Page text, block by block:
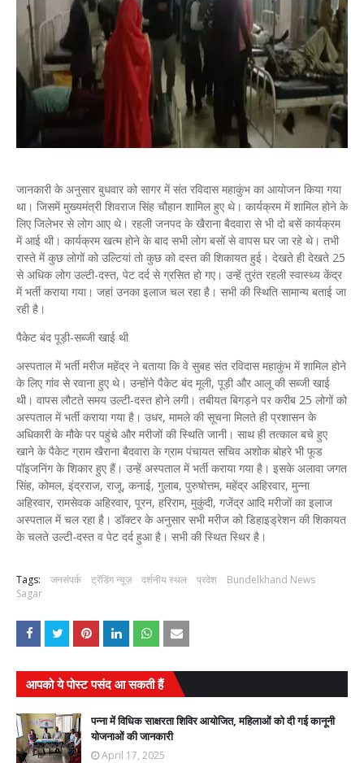
जानकारी के अनुसार बुधवार को सागर में संत रविदास महाकुंभ का आयोजन किया गया
था। जिसमें मुख्यमंत्री शिवराज सिंह चौहान शामिल हुए थे। कार्यक्रम में शामिल होने के
लिए जिलेभर से लोग आए थे। रहली जनपद के खैराना बैदवारा से भी दो बसें कार्यक्रम
में आई थी। कार्यक्रम खत्म होने के बाद सभी लोग बसों से वापस घर जा रहे थे। तभी
रास्ते में कुछ लोगों को उल्टियां तो कुछ को दस्त की शिकायत हुई। देखते ही देखते 25
से अधिक लोग उल्टी-दस्त, पेट दर्द से ग्रसित हो गए। उन्हें तुरंत रहली स्वास्थ्य केंद्र
में भर्ती कराया गया। जहां उनका इलाज चल रहा है। सभी की स्थिति सामान्य बताई जा
रही है।
पैकेट बंद पूड़ी-सब्जी खाई थी
अस्पताल में भर्ती मरीज महेंद्र ने बताया कि वे सुबह संत रविदास महाकुंभ में शामिल होने
के लिए गांव से रवाना हुए थे। उन्होंने पैकेट बंद मूली, पूड़ी और आलू की सब्जी खाई
थी। वापस लौटते समय उल्टी-दस्त होने लगी। तबीयत बिगड़ने पर करीब 25 लोगों को
अस्पताल में भर्ती कराया गया है। उधर, मामले की सूचना मिलते ही प्रशासन के
अधिकारी के मौके पर पहुंचे और मरीजों की स्थिति जानी। साथ ही तत्काल बचे हुए
खाने के पैकेट ग्राम खैराना बैदवारा के ग्राम पंचायत सचिव अशोक बोहरे भी फूड
पॉइजनिंग के शिकार हुए हैं। उन्हें अस्पताल में भर्ती कराया गया है। इसके अलावा जगत
सिंह, कोमल, इंद्रराज, राजू, कनाई, गुलाब, पुरुषोत्तम, महेंद्र अहिरवार, मुन्ना
अहिरवार, रामसेवक अहिरवार, पूरन, हरिराम, मुकुंदी, गजेंद्र आदि मरीजों का इलाज
अस्पताल में चल रहा है। डॉक्टर के अनुसार सभी मरीज को डिहाइड्रेशन की शिकायत
के चलते उल्टी-दस्त व पेट दर्द हुआ है। सभी की स्थित स्थिर है।
Tags: जनसंपर्क ट्रेंडिंग न्यूज़ दर्शनीय स्थल प्रदेश
Bundelkhand News
Sagar
आपको ये पोस्ट पसंद आ सकती हैं
पन्ना में विधिक साक्षरता शिविर आयोजित, महिलाओं को दी गई कानूनी
योजनाओं की जानकारी
April 17, 2025